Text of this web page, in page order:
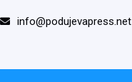
info@podujevapress.net